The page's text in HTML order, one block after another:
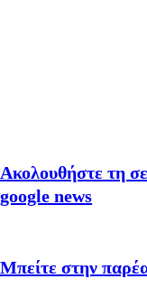
Ακολουθήστε τη
google news
Μπείτε στην